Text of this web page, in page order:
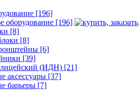
[196]
оборудование [196]
[8]
[8]
[6]
[39]
(ИДН) [21]
аксессуары [37]
барьеры [7]